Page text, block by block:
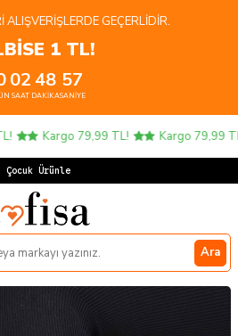
GEÇERLIDIR.
1 TL!
02
SAAT
48
DAKIKA
56
SANIYE
Kargo 79,99 TL! Kargo 79,99 TL!
Çocuk Ürünlerin
Ara